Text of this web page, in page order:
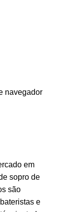
navegador
em
sopro de
são
e